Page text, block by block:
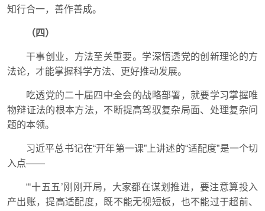
知行合一，善作善成。
（四）
干事创业，方法至关重要。学深悟透党的创新理论的方
法论，才能掌握科学方法、更好推动发展。
吃透党的二十届四中全会的战略部署，就要学习掌握唯
物辩证法的根本方法，不断提高驾驭复杂局面、处理复杂问
题的本领。
习近平总书记在“开年第一课”上讲述的“适配度”是一个切
入点——
“‘十五五’刚刚开局，大家都在谋划推进，要注意算投入
产出账，提高适配度，既不能无视短板，也不能过于超前、